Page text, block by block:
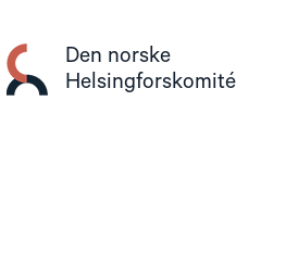
innhold
Den norske
Helsingforskomité